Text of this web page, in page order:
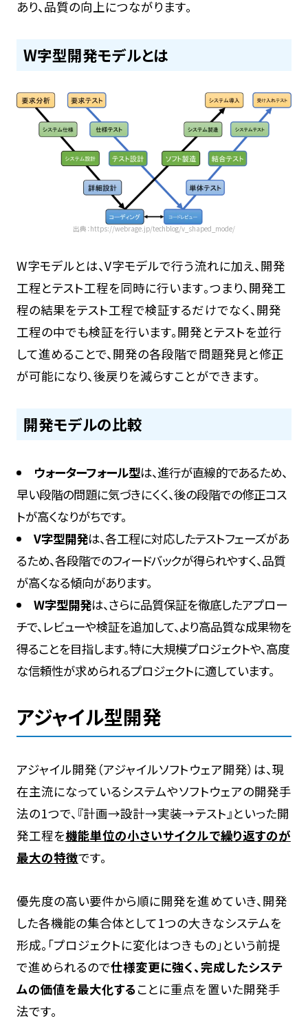
あり、品質の向上につながります。
W字型開発モデルとは
出典：https://webrage.jp/techblog/v_shaped_mode/
W字モデルとは、V字モデルで行う流れに加え、開発
工程とテスト工程を同時に行います。つまり、開発工
程の結果をテスト工程で検証するだけでなく、開発
工程の中でも検証を行います。開発とテストを並行
して進めることで、開発の各段階で問題発見と修正
が可能になり、後戻りを減らすことができます。
開発モデルの比較
ウォーターフォール型は、進行が直線的であるため、
早い段階の問題に気づきにくく、後の段階での修正コス
トが高くなりがちです。
V字型開発は、各工程に対応したテストフェーズがあ
るため、各段階でのフィードバックが得られやすく、品質
が高くなる傾向があります。
W字型開発は、さらに品質保証を徹底したアプロー
チで、レビューや検証を追加して、より高品質な成果物を
得ることを目指します。特に大規模プロジェクトや、高度
な信頼性が求められるプロジェクトに適しています。
アジャイル型開発
アジャイル開発（アジャイルソフトウェア開発）は、現
在主流になっているシステムやソフトウェアの開発手
法の1つで、『計画→設計→実装→テスト』といった開
発工程を機能単位の小さいサイクルで繰り返すのが
最大の特徴です。
優先度の高い要件から順に開発を進めていき、開発
した各機能の集合体として1つの大きなシステムを
形成。「プロジェクトに変化はつきもの」という前提
で進められるので仕様変更に強く、完成したシステ
ムの価値を最大化することに重点を置いた開発手
法です。